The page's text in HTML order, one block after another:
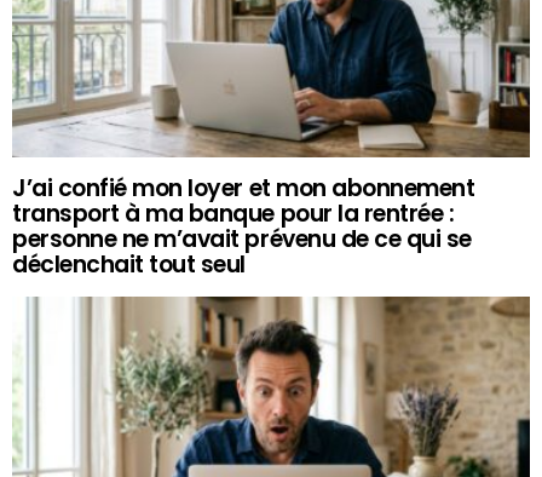
J’ai confié mon loyer et mon abonnement
transport à ma banque pour la rentrée :
personne ne m’avait prévenu de ce qui se
déclenchait tout seul